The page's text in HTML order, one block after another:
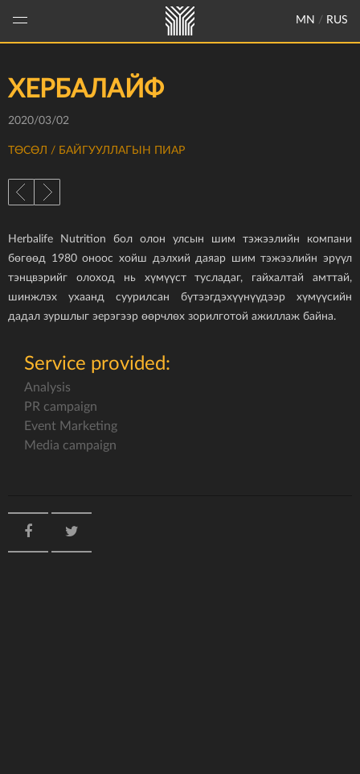
MN / RUS
ХЕРБАЛАЙФ
2020/03/02
ТӨСӨЛ / БАЙГУУЛЛАГЫН ПИАР
Herbalife Nutrition бол олон улсын шим тэжээлийн компани
бөгөөд 1980 оноос хойш дэлхий даяар шим тэжээлийн эрүүл
тэнцвэрийг олоход нь хүмүүст тусладаг, гайхалтай амттай,
шинжлэх ухаанд суурилсан бүтээгдэхүүнүүдээр хүмүүсийн
дадал зуршлыг эерэгээр өөрчлөх зорилготой ажиллаж байна.
Service provided:
Analysis
PR campaign
Event Marketing
Media campaign